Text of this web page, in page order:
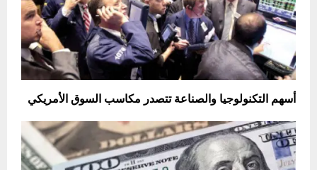
أسهم التكنولوجيا والصناعة تتصدر مكاسب السوق الأمريكي